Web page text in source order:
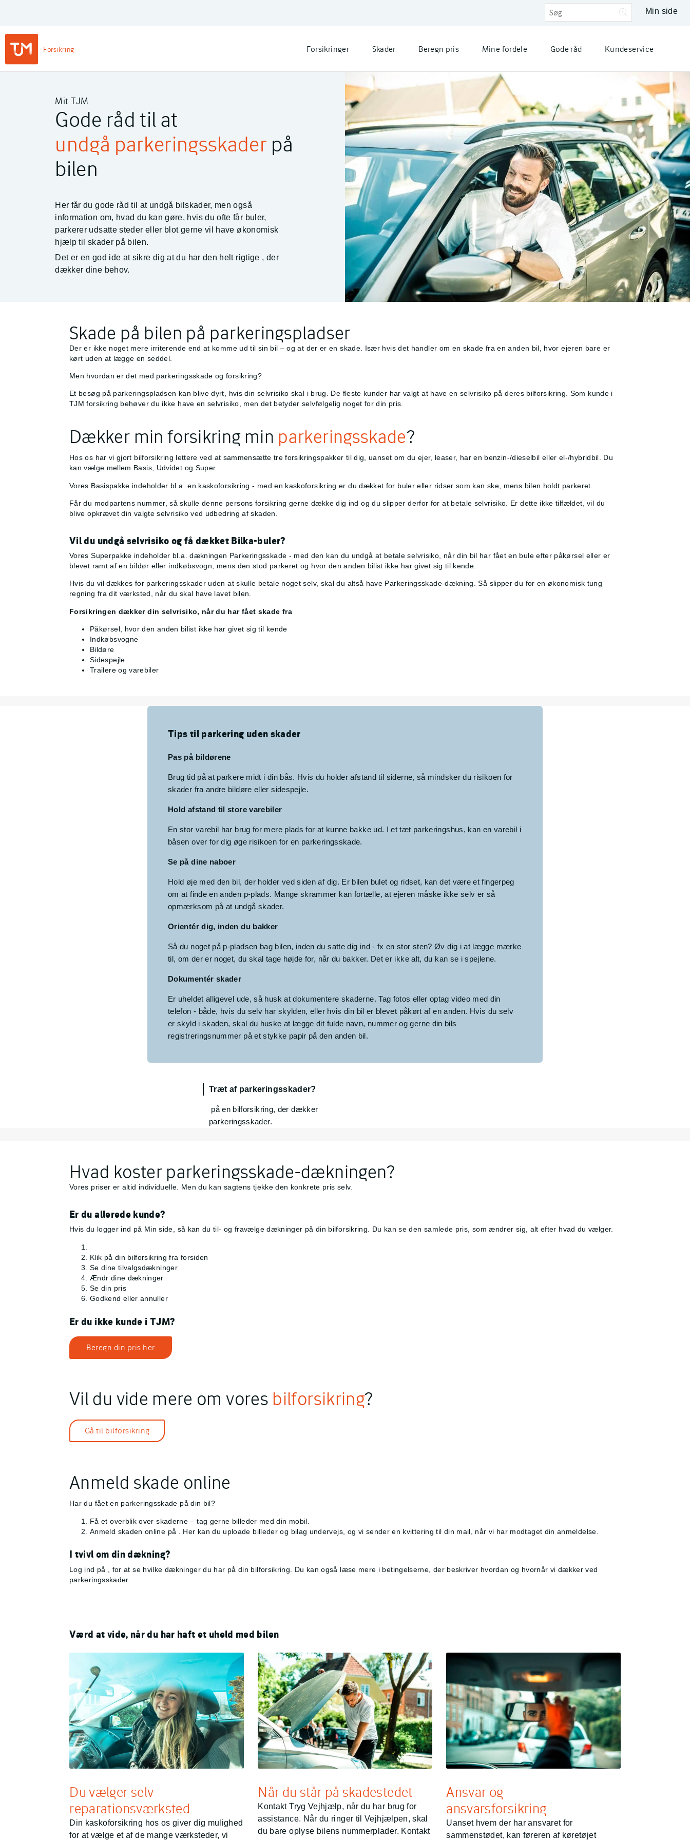
Login
Min side
Forsikring
TJM Forsikring – Gå til forside
Forsikringer Skader Beregn pris Mine fordele Gode råd Kundeservice
Mit TJM
Gode råd til at
undgå parkeringsskader på
bilen
Her får du gode råd til at undgå bilskader, men også
information om, hvad du kan gøre, hvis du ofte får buler,
parkerer udsatte steder eller blot gerne vil have økonomisk
hjælp til skader på bilen.
Det er en god ide at sikre dig at du har den helt rigtige , der
dækker dine behov.
Skade på bilen på parkeringspladser
Der er ikke noget mere irriterende end at komme ud til sin bil – og at der er en skade. Især hvis det handler om en skade fra en anden bil, hvor ejeren bare er
kørt uden at lægge en seddel.
Men hvordan er det med parkeringsskade og forsikring?
Et besøg på parkeringspladsen kan blive dyrt, hvis din selvrisiko skal i brug. De fleste kunder har valgt at have en selvrisiko på deres bilforsikring. Som kunde i
TJM forsikring behøver du ikke have en selvrisiko, men det betyder selvfølgelig noget for din pris.
Dækker min forsikring min parkeringsskade?
Hos os har vi gjort bilforsikring lettere ved at sammensætte tre forsikringspakker til dig, uanset om du ejer, leaser, har en benzin-/dieselbil eller el-/hybridbil. Du
kan vælge mellem Basis, Udvidet og Super.
Vores Basispakke indeholder bl.a. en kaskoforsikring - med en kaskoforsikring er du dækket for buler eller ridser som kan ske, mens bilen holdt parkeret.
Får du modpartens nummer, så skulle denne persons forsikring gerne dække dig ind og du slipper derfor for at betale selvrisiko. Er dette ikke tilfældet, vil du
blive opkrævet din valgte selvrisiko ved udbedring af skaden.
Vil du undgå selvrisiko og få dækket Bilka-buler?
Vores Superpakke indeholder bl.a. dækningen Parkeringsskade - med den kan du undgå at betale selvrisiko, når din bil har fået en bule efter påkørsel eller er
blevet ramt af en bildør eller indkøbsvogn, mens den stod parkeret og hvor den anden bilist ikke har givet sig til kende.
Hvis du vil dækkes for parkeringsskader uden at skulle betale noget selv, skal du altså have Parkeringsskade-dækning. Så slipper du for en økonomisk tung
regning fra dit værksted, når du skal have lavet bilen.
Forsikringen dækker din selvrisiko, når du har fået skade fra
Påkørsel, hvor den anden bilist ikke har givet sig til kende
Indkøbsvogne
Bildøre
Sidespejle
Trailere og varebiler
Tips til parkering uden skader
Pas på bildørene
Brug tid på at parkere midt i din bås. Hvis du holder afstand til siderne, så mindsker du risikoen for
skader fra andre bildøre eller sidespejle.
Hold afstand til store varebiler
En stor varebil har brug for mere plads for at kunne bakke ud. I et tæt parkeringshus, kan en varebil i
båsen over for dig øge risikoen for en parkeringsskade.
Se på dine naboer
Hold øje med den bil, der holder ved siden af dig. Er bilen bulet og ridset, kan det være et fingerpeg
om at finde en anden p-plads. Mange skrammer kan fortælle, at ejeren måske ikke selv er så
opmærksom på at undgå skader.
Orientér dig, inden du bakker
Så du noget på p-pladsen bag bilen, inden du satte dig ind - fx en stor sten? Øv dig i at lægge mærke
til, om der er noget, du skal tage højde for, når du bakker. Det er ikke alt, du kan se i spejlene.
Dokumentér skader
Er uheldet alligevel ude, så husk at dokumentere skaderne. Tag fotos eller optag video med din
telefon - både, hvis du selv har skylden, eller hvis din bil er blevet påkørt af en anden. Hvis du selv
er skyld i skaden, skal du huske at lægge dit fulde navn, nummer og gerne din bils
registreringsnummer på et stykke papir på den anden bil.
Træt af parkeringsskader?
på en bilforsikring, der dækker
parkeringsskader.
Hvad koster parkeringsskade-dækningen?
Vores priser er altid individuelle. Men du kan sagtens tjekke den konkrete pris selv.
Er du allerede kunde?
Hvis du logger ind på Min side, så kan du til- og fravælge dækninger på din bilforsikring. Du kan se den samlede pris, som ændrer sig, alt efter hvad du vælger.
Klik på din bilforsikring fra forsiden
Se dine tilvalgsdækninger
Ændr dine dækninger
Se din pris
Godkend eller annuller
Er du ikke kunde i TJM?
Beregn din pris her
Vil du vide mere om vores bilforsikring?
Gå til bilforsikring
Anmeld skade online
Har du fået en parkeringsskade på din bil?
Få et overblik over skaderne – tag gerne billeder med din mobil.
Anmeld skaden online på
. Her kan du uploade billeder og bilag undervejs, og vi sender en kvittering til din mail, når vi har modtaget din anmeldelse.
I tvivl om din dækning?
Log ind på
, for at se hvilke dækninger du har på din bilforsikring. Du kan også læse mere i betingelserne, der beskriver hvordan og hvornår vi dækker ved
parkeringsskader.
Værd at vide, når du har haft et uheld med bilen
Du vælger selv
reparationsværksted
Din kaskoforsikring hos os giver dig mulighed
for at vælge et af de mange værksteder, vi
Når du står på skadestedet
Kontakt Tryg Vejhjælp, når du har brug for
assistance. Når du ringer til Vejhjælpen, skal
du bare oplyse bilens nummerplader. Kontakt
Ansvar og
ansvarsforsikring
Uanset hvem der har ansvaret for
sammenstødet, kan føreren af køretøjet